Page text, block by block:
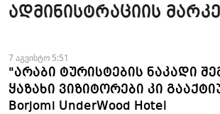
ადმინისტრაციის
მომზადდა
7 აგვისტო 5:51
"არაბი ტურისტების ნაკადი
ყაზახი ვიზიტორები კი
Borjomi UnderWood Hotel